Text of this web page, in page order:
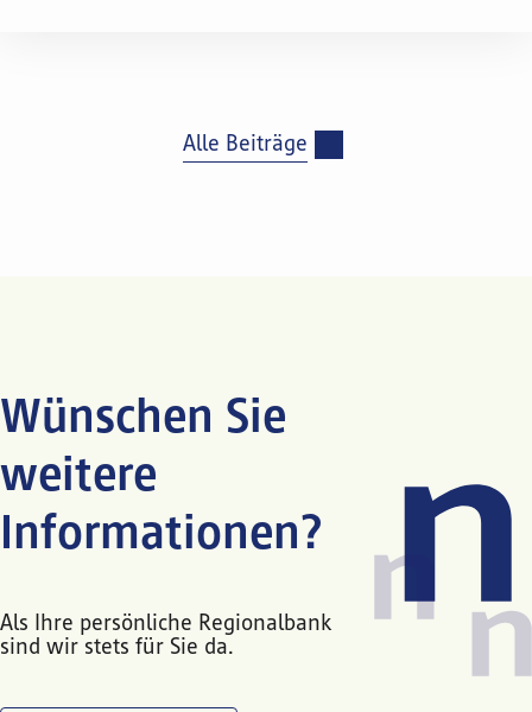
Alle Beiträge
Wünschen Sie
weitere
Informationen?
Als Ihre persönliche Regionalbank
sind wir stets für Sie da.